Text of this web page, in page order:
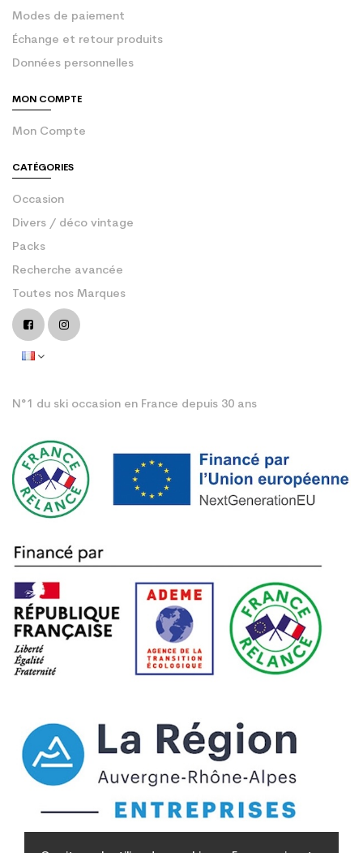
Modes de paiement
Échange et retour produits
Données personnelles
MON COMPTE
Mon Compte
CATÉGORIES
Occasion
Divers / déco vintage
Packs
Recherche avancée
Toutes nos Marques
N°1 du ski occasion en France depuis 30 ans